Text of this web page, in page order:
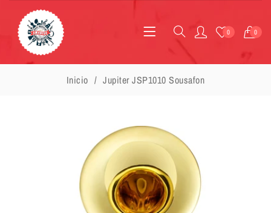
0 0
Inicio Jupiter JSP1010 Sousafon